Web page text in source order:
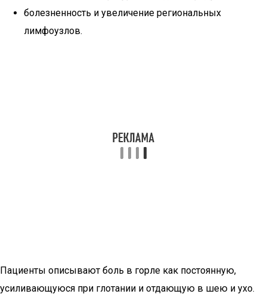
болезненность и увеличение региональных
лимфоузлов.
Пациенты описывают боль в горле как постоянную,
усиливающуюся при глотании и отдающую в шею и ухо.